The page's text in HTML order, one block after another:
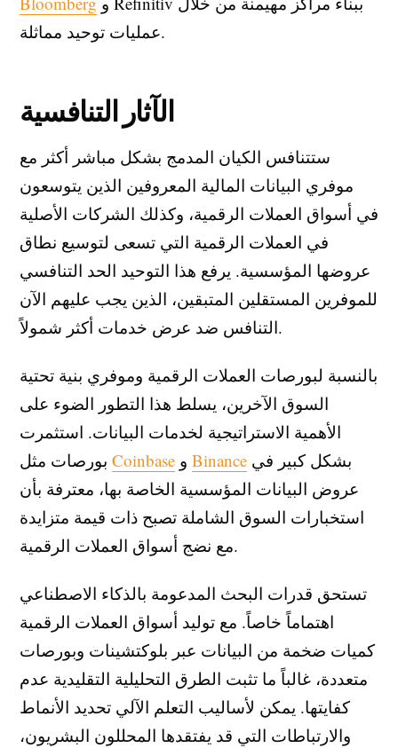
عمليات توحيد مماثلة.
الآثار التنافسية
ستتنافس الكيان المدمج بشكل مباشر أكثر مع
موفري البيانات المالية المعروفين الذين يتوسعون
في أسواق العملات الرقمية، وكذلك الشركات الأصلية
في العملات الرقمية التي تسعى لتوسيع نطاق
عروضها المؤسسية. يرفع هذا التوحيد الحد التنافسي
للموفرين المستقلين المتبقين، الذين يجب عليهم الآن
التنافس ضد عرض خدمات أكثر شمولاً.
بالنسبة لبورصات العملات الرقمية وموفري بنية تحتية
السوق الآخرين، يسلط هذا التطور الضوء على
الأهمية الاستراتيجية لخدمات البيانات. استثمرت
Coinbase Binance
عروض البيانات المؤسسية الخاصة بها، معترفة بأن
استخبارات السوق الشاملة تصبح ذات قيمة متزايدة
مع نضج أسواق العملات الرقمية.
تستحق قدرات البحث المدعومة بالذكاء الاصطناعي
اهتماماً خاصاً. مع توليد أسواق العملات الرقمية
كميات ضخمة من البيانات عبر بلوكتشينات وبورصات
متعددة، غالباً ما تثبت الطرق التحليلية التقليدية عدم
كفايتها. يمكن لأساليب التعلم الآلي تحديد الأنماط
والارتباطات التي قد يفتقدها المحللون البشريون،